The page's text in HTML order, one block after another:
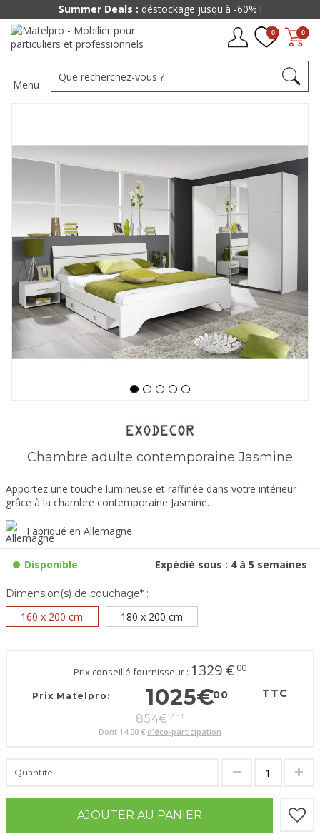
0
0
Menu
Chambre adulte contemporaine Jasmine
Apportez une touche lumineuse et raffinée dans votre intérieur
grâce à la chambre contemporaine Jasmine.
Fabriqué en Allemagne
Disponible Expédié sous : 4 à 5 semaines
Dimension(s) de couchage* :
160 x 200 cm 180 x 200 cm
Prix conseillé fournisseur : 1329 € 00
Prix Matelpro: 1025€00 TTC
854€17 HT
Dont 14,00 € d'éco-participation
Quantité
AJOUTER AU PANIER
Summer Deals : déstockage jusqu'à -60% !